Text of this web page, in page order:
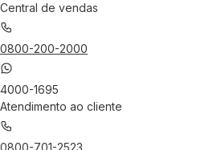
Central de vendas
0800-200-2000
4000-1695
Atendimento ao cliente
0800-701-2523